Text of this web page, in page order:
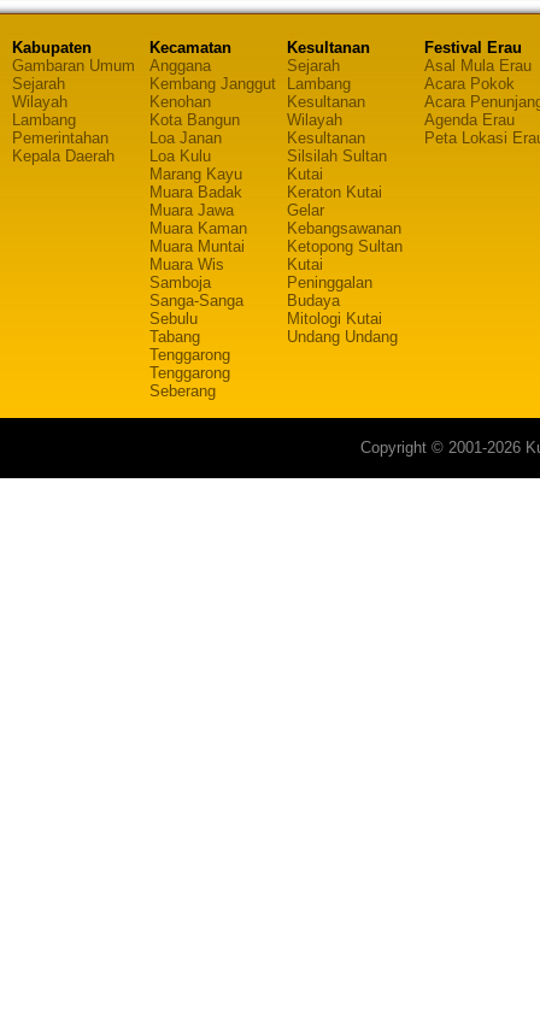
Kabupaten
Gambaran Umum
Sejarah
Wilayah
Lambang
Pemerintahan
Kepala Daerah
Kecamatan
Anggana
Kembang Janggut
Kenohan
Kota Bangun
Loa Janan
Loa Kulu
Marang Kayu
Muara Badak
Muara Jawa
Muara Kaman
Muara Muntai
Muara Wis
Samboja
Sanga-Sanga
Sebulu
Tabang
Tenggarong
Tenggarong
Seberang
Kesultanan
Sejarah
Lambang
Kesultanan
Wilayah
Kesultanan
Silsilah Sultan
Kutai
Keraton Kutai
Gelar
Kebangsawanan
Ketopong Sultan
Kutai
Peninggalan
Budaya
Mitologi Kutai
Undang Undang
Festival Erau
Asal Mula Erau
Acara Pokok
Acara
Agenda Erau
Peta Lokasi
Copyright © 2001-2026